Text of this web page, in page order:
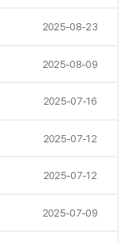
2025-08-23
2025-08-09
2025-07-16
2025-07-12
2025-07-12
2025-07-09